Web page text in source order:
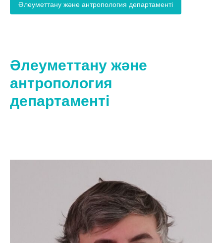
Әлеуметтану және антропология департаменті
Әлеуметтану және
антропология
департаменті